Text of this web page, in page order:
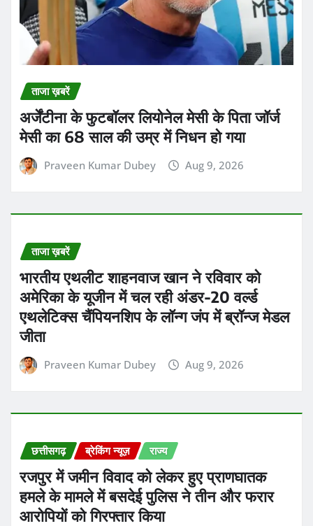
ताजा ख़बरें
अर्जेंटीना के फुटबॉलर लियोनेल मेसी के पिता जॉर्ज
मेसी का 68 साल की उम्र में निधन हो गया
Praveen Kumar Dubey Aug 9, 2026
ताजा ख़बरें
भारतीय एथलीट शाहनवाज खान ने रविवार को
अमेरिका के यूजीन में चल रही अंडर-20 वर्ल्ड
एथलेटिक्स चैंपियनशिप के लॉन्ग जंप में ब्रॉन्ज मेडल
जीता
Praveen Kumar Dubey Aug 9, 2026
छत्तीसगढ़ ब्रेकिंग न्यूज़ राज्य
रजपुर में जमीन विवाद को लेकर हुए प्राणघातक
हमले के मामले में बसदेई पुलिस ने तीन और फरार
आरोपियों को गिरफ्तार किया